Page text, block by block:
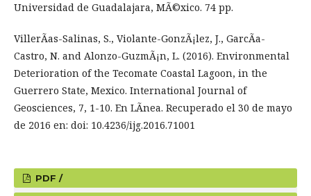
Universidad de Guadalajara, MÃ©xico. 74 pp.
VillerÃ­as-Salinas, S., Violante-GonzÃ¡lez, J., GarcÃ­a-
Castro, N. and Alonzo-GuzmÃ¡n, L. (2016). Environmental
Deterioration of the Tecomate Coastal Lagoon, in the
Guerrero State, Mexico. International Journal of
Geosciences, 7, 1-10. En LÃ­nea. Recuperado el 30 de mayo
de 2016 en: doi: 10.4236/ijg.2016.71001
PDF /